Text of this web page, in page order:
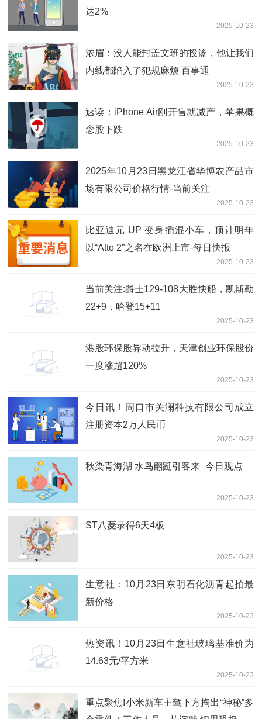
达2%
2025-10-23
浓眉：没人能封盖文班的投篮，他让我们
内线都陷入了犯规麻烦 百事通
2025-10-23
速读：iPhone Air刚开售就减产，苹果概
念股下跌
2025-10-23
2025年10月23日黑龙江省华博农产品市
场有限公司价格行情-当前关注
2025-10-23
比亚迪元 UP 变身插混小车，预计明年
以“Atto 2”之名在欧洲上市-每日快报
2025-10-23
当前关注:爵士129-108大胜快船，凯斯勒
22+9，哈登15+11
2025-10-23
港股环保股异动拉升，天津创业环保股份
一度涨超120%
2025-10-23
今日讯！周口市关澜科技有限公司成立
注册资本2万人民币
2025-10-23
秋染青海湖 水鸟翩跹引客来_今日观点
2025-10-23
ST八菱录得6天4板
2025-10-23
生意社：10月23日东明石化沥青起拍最
新价格
2025-10-23
热资讯！10月23日生意社玻璃基准价为
14.63元/平方米
2025-10-23
重点聚焦!小米新车主驾下方掏出“神秘”多